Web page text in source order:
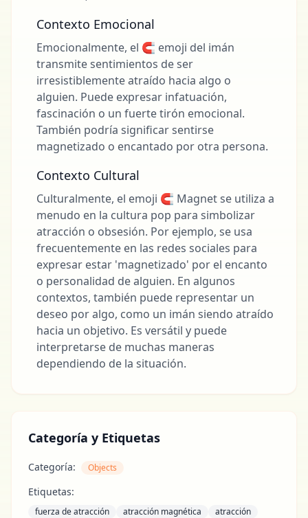
Contexto Emocional
Emocionalmente, el 🧲 emoji del imán
transmite sentimientos de ser
irresistiblemente atraído hacia algo o
alguien. Puede expresar infatuación,
fascinación o un fuerte tirón emocional.
También podría significar sentirse
magnetizado o encantado por otra persona.
Contexto Cultural
Culturalmente, el emoji 🧲 Magnet se utiliza a
menudo en la cultura pop para simbolizar
atracción o obsesión. Por ejemplo, se usa
frecuentemente en las redes sociales para
expresar estar 'magnetizado' por el encanto
o personalidad de alguien. En algunos
contextos, también puede representar un
deseo por algo, como un imán siendo atraído
hacia un objetivo. Es versátil y puede
interpretarse de muchas maneras
dependiendo de la situación.
Categoría y Etiquetas
Categoría: Objects
Etiquetas:
fuerza de atracción atracción magnética
atracción